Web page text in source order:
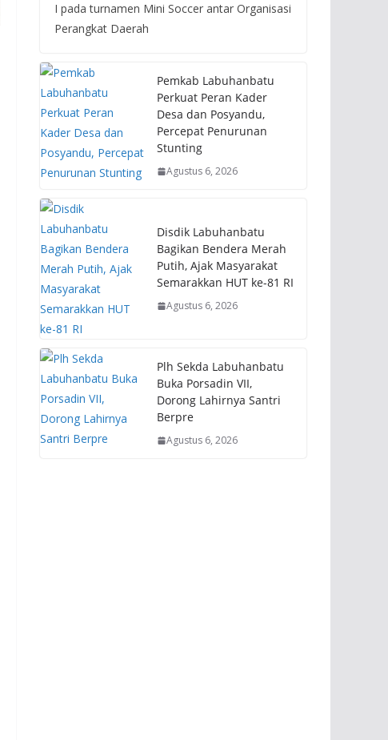
I pada turnamen Mini Soccer antar Organisasi
Perangkat Daerah
Pemkab Labuhanbatu
Perkuat Peran Kader
Desa dan Posyandu,
Percepat Penurunan
Stunting
Agustus 6, 2026
Disdik Labuhanbatu
Bagikan Bendera Merah
Putih, Ajak Masyarakat
Semarakkan HUT ke-81 RI
Agustus 6, 2026
Plh Sekda Labuhanbatu
Buka Porsadin VII,
Dorong Lahirnya Santri
Berpre
Agustus 6, 2026